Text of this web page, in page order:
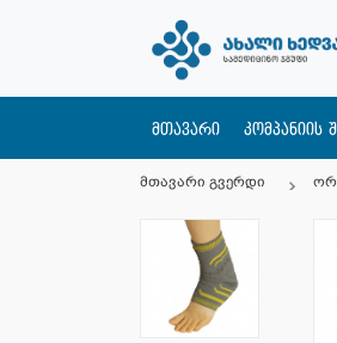
მთავარი კომპანიის
მთავარი გვერდი